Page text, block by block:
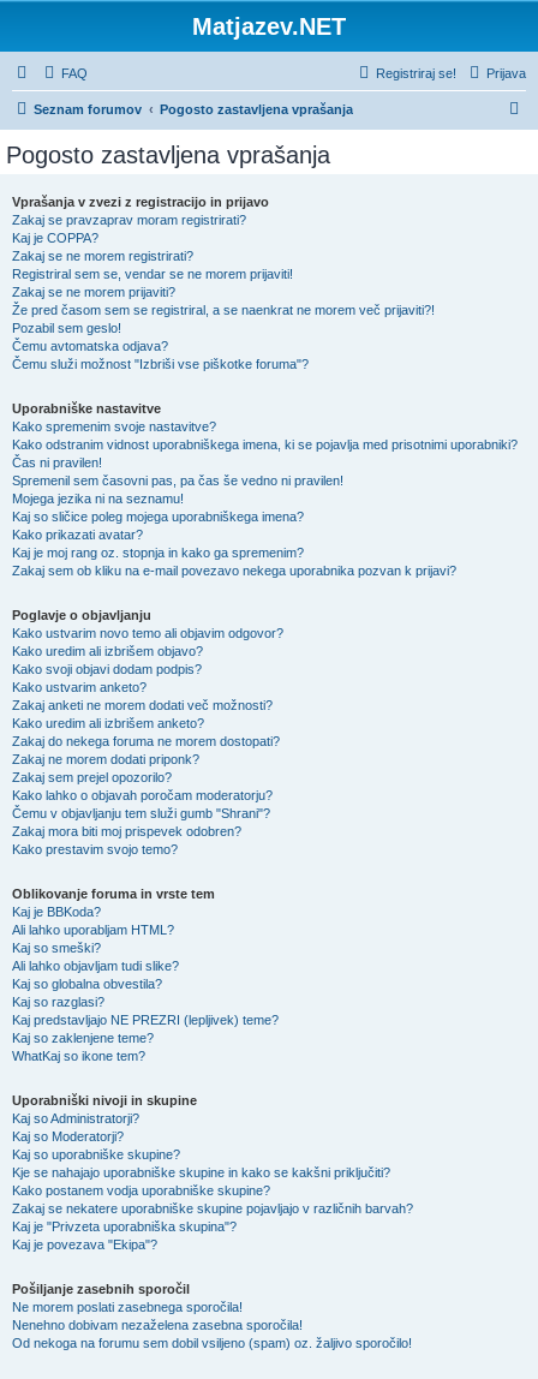
Matjazev.NET
FAQ Prijava
Registriraj se!
Seznam forumov Pogosto zastavljena vprašanja
Pogosto zastavljena vprašanja
Vprašanja v zvezi z registracijo in prijavo
Zakaj se pravzaprav moram registrirati?
Kaj je COPPA?
Zakaj se ne morem registrirati?
Registriral sem se, vendar se ne morem prijaviti!
Zakaj se ne morem prijaviti?
Že pred časom sem se registriral, a se naenkrat ne morem več prijaviti?!
Pozabil sem geslo!
Čemu avtomatska odjava?
Čemu služi možnost "Izbriši vse piškotke foruma"?
Uporabniške nastavitve
Kako spremenim svoje nastavitve?
Kako odstranim vidnost uporabniškega imena, ki se pojavlja med prisotnimi uporabniki?
Čas ni pravilen!
Spremenil sem časovni pas, pa čas še vedno ni pravilen!
Mojega jezika ni na seznamu!
Kaj so sličice poleg mojega uporabniškega imena?
Kako prikazati avatar?
Kaj je moj rang oz. stopnja in kako ga spremenim?
Zakaj sem ob kliku na e-mail povezavo nekega uporabnika pozvan k prijavi?
Poglavje o objavljanju
Kako ustvarim novo temo ali objavim odgovor?
Kako uredim ali izbrišem objavo?
Kako svoji objavi dodam podpis?
Kako ustvarim anketo?
Zakaj anketi ne morem dodati več možnosti?
Kako uredim ali izbrišem anketo?
Zakaj do nekega foruma ne morem dostopati?
Zakaj ne morem dodati priponk?
Zakaj sem prejel opozorilo?
Kako lahko o objavah poročam moderatorju?
Čemu v objavljanju tem služi gumb "Shrani"?
Zakaj mora biti moj prispevek odobren?
Kako prestavim svojo temo?
Oblikovanje foruma in vrste tem
Kaj je BBKoda?
Ali lahko uporabljam HTML?
Kaj so smeški?
Ali lahko objavljam tudi slike?
Kaj so globalna obvestila?
Kaj so razglasi?
Kaj predstavljajo NE PREZRI (lepljivek) teme?
Kaj so zaklenjene teme?
WhatKaj so ikone tem?
Uporabniški nivoji in skupine
Kaj so Administratorji?
Kaj so Moderatorji?
Kaj so uporabniške skupine?
Kje se nahajajo uporabniške skupine in kako se kakšni priključiti?
Kako postanem vodja uporabniške skupine?
Zakaj se nekatere uporabniške skupine pojavljajo v različnih barvah?
Kaj je "Privzeta uporabniška skupina"?
Kaj je povezava "Ekipa"?
Pošiljanje zasebnih sporočil
Ne morem poslati zasebnega sporočila!
Nenehno dobivam nezaželena zasebna sporočila!
Od nekoga na forumu sem dobil vsiljeno (spam) oz. žaljivo sporočilo!